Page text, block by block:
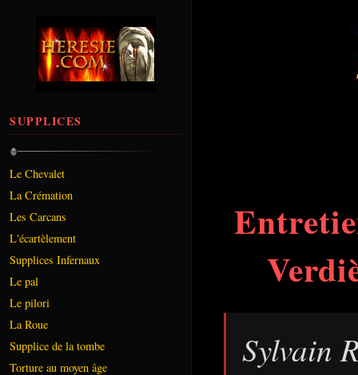
SUPPLICES
Le Chevalet
La Crémation
Les Carcans
L'écartèlement
Supplices Infernaux
Le pal
Le pilori
La Roue
Supplice de la tombe
Torture au moyen âge
Sylvain